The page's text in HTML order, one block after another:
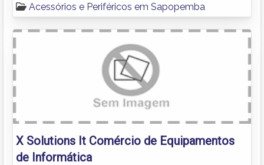
Acessórios e Periféricos em Sapopemba
X Solutions It Comércio de Equipamentos
de Informática